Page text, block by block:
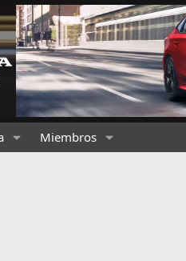
Miembros